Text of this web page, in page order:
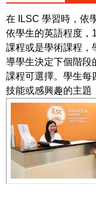
在 ILSC 學習時，依
依學生的英語程度，
課程或是學術課程，
導學生決定下個階段
課程可選擇。學生每
技能或感興趣的主題